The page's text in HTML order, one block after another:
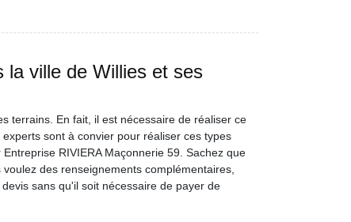
la ville de Willies et ses
terrains. En fait, il est nécessaire de réaliser ce
sont à convier pour réaliser ces types
RIVIERA Maçonnerie 59. Sachez que
des renseignements complémentaires,
sans qu'il soit nécessaire de payer de